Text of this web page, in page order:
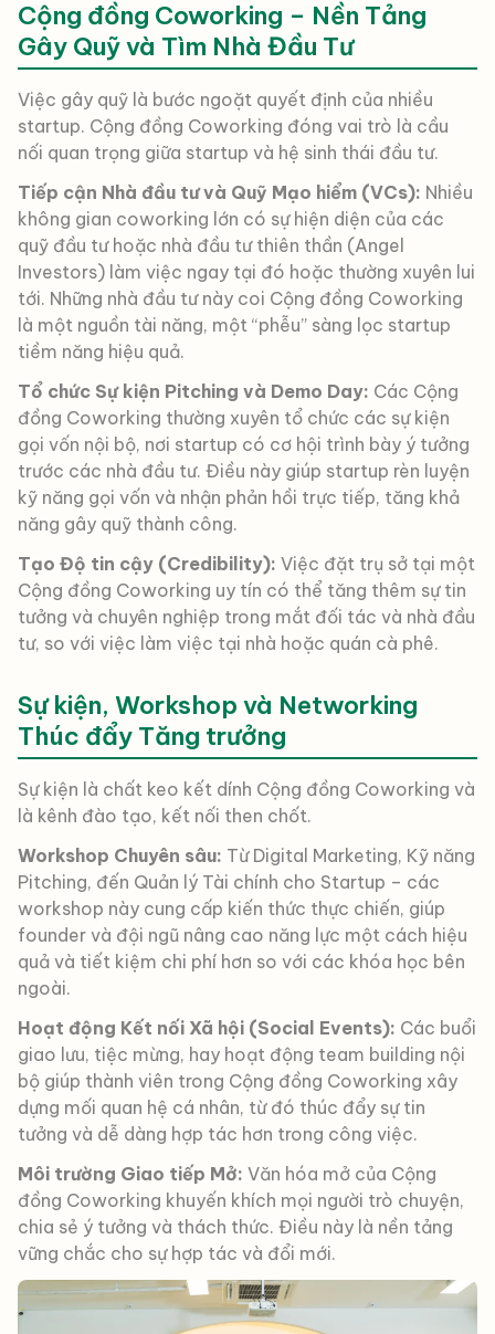
Cộng đồng Coworking – Nền Tảng
Gây Quỹ và Tìm Nhà Đầu Tư
Việc gây quỹ là bước ngoặt quyết định của nhiều
startup. Cộng đồng Coworking đóng vai trò là cầu
nối quan trọng giữa startup và hệ sinh thái đầu tư.
Tiếp cận Nhà đầu tư và Quỹ Mạo hiểm (VCs): Nhiều
không gian coworking lớn có sự hiện diện của các
quỹ đầu tư hoặc nhà đầu tư thiên thần (Angel
Investors) làm việc ngay tại đó hoặc thường xuyên lui
tới. Những nhà đầu tư này coi Cộng đồng Coworking
là một nguồn tài năng, một “phễu” sàng lọc startup
tiềm năng hiệu quả.
Tổ chức Sự kiện Pitching và Demo Day: Các Cộng
đồng Coworking thường xuyên tổ chức các sự kiện
gọi vốn nội bộ, nơi startup có cơ hội trình bày ý tưởng
trước các nhà đầu tư. Điều này giúp startup rèn luyện
kỹ năng gọi vốn và nhận phản hồi trực tiếp, tăng khả
năng gây quỹ thành công.
Tạo Độ tin cậy (Credibility): Việc đặt trụ sở tại một
Cộng đồng Coworking uy tín có thể tăng thêm sự tin
tưởng và chuyên nghiệp trong mắt đối tác và nhà đầu
tư, so với việc làm việc tại nhà hoặc quán cà phê.
Sự kiện, Workshop và Networking
Thúc đẩy Tăng trưởng
Sự kiện là chất keo kết dính Cộng đồng Coworking và
là kênh đào tạo, kết nối then chốt.
Workshop Chuyên sâu: Từ Digital Marketing, Kỹ năng
Pitching, đến Quản lý Tài chính cho Startup – các
workshop này cung cấp kiến thức thực chiến, giúp
founder và đội ngũ nâng cao năng lực một cách hiệu
quả và tiết kiệm chi phí hơn so với các khóa học bên
ngoài.
Hoạt động Kết nối Xã hội (Social Events): Các buổi
giao lưu, tiệc mừng, hay hoạt động team building nội
bộ giúp thành viên trong Cộng đồng Coworking xây
dựng mối quan hệ cá nhân, từ đó thúc đẩy sự tin
tưởng và dễ dàng hợp tác hơn trong công việc.
Môi trường Giao tiếp Mở: Văn hóa mở của Cộng
đồng Coworking khuyến khích mọi người trò chuyện,
chia sẻ ý tưởng và thách thức. Điều này là nền tảng
vững chắc cho sự hợp tác và đổi mới.